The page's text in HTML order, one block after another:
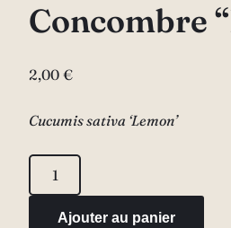
Concombre
2,00 €
Cucumis sativa ‘Lemon’
quantité
de
Concombre
Ajouter au panier